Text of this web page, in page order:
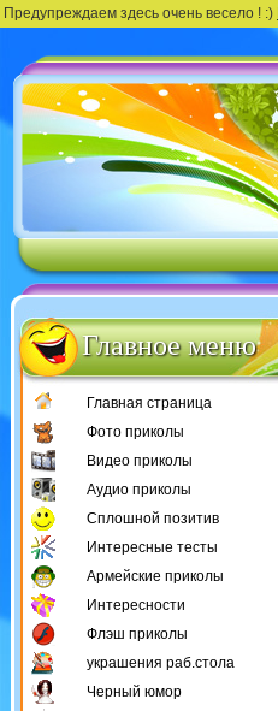
Предупреждаем здесь очень весело ! :)
Главное меню
Главная страница
Фото приколы
Видео приколы
Аудио приколы
Сплошной позитив
Интересные тесты
Армейские приколы
Интересности
Флэш приколы
украшения раб.стола
Черный юмор